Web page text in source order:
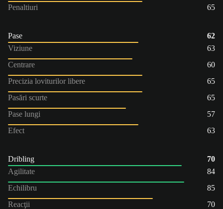
Penaltiuri
65
Pase
62
Viziune
63
Centrare
60
Precizia loviturilor libere
65
Pasări scurte
65
Pase lungi
57
Efect
63
Dribling
70
Agilitate
84
Echilibru
85
Reacţii
70